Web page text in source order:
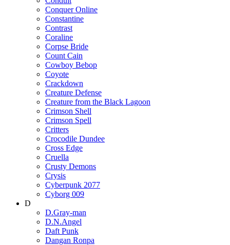
Conquer Online
Constantine
Contrast
Coraline
Corpse Bride
Count Cain
Cowboy Bebop
Coyote
Crackdown
Creature Defense
Creature from the Black Lagoon
Crimson Shell
Crimson Spell
Critters
Crocodile Dundee
Cross Edge
Cruella
Crusty Demons
Crysis
Cyberpunk 2077
Cyborg 009
D
D.Gray-man
D.N.Angel
Daft Punk
Dangan Ronpa